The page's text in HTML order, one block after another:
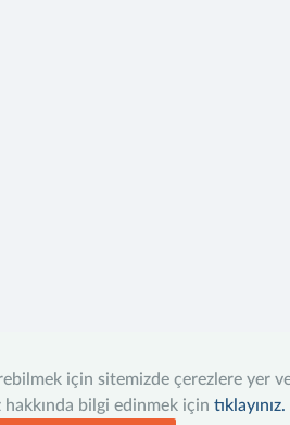
için sitemizde çerezlere yer
hakkında bilgi edinmek için tıklayınız.